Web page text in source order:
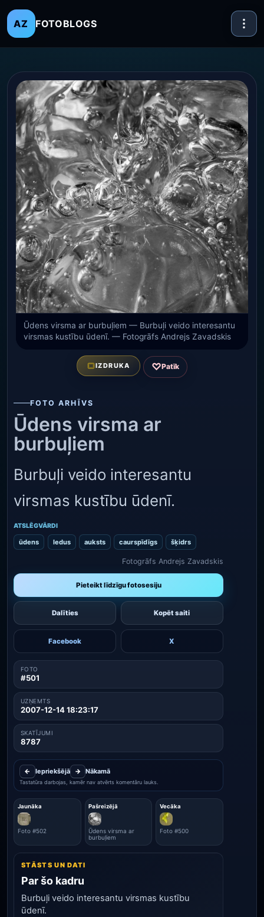
AZ FOTOBLOGS
Ūdens virsma ar burbuļiem — Burbuļi veido interesantu
virsmas kustību ūdenī. — Fotogrāfs Andrejs Zavadskis
IZDRUKA ♡Patīk
FOTO ARHĪVS
Ūdens virsma ar
burbuļiem
Burbuļi veido interesantu
virsmas kustību ūdenī.
ATSLĒGVĀRDI
ūdens ledus auksts caurspīdīgs šķidrs
Fotogrāfs Andrejs Zavadskis
Pieteikt līdzīgu fotosesiju
Dalīties Kopēt saiti
Facebook X
FOTO
#501
UZŅEMTS
2007-12-14 18:23:17
SKATĪJUMI
8787
← Iepriekšējā → Nākamā
Tastatūra darbojas, kamēr nav atvērts komentāru lauks.
Jaunāka
Foto #502
Pašreizējā
Ūdens virsma ar
burbuļiem
Vecāka
Foto #500
STĀSTS UN DATI
Par šo kadru
Burbuļi veido interesantu virsmas kustību
ūdenī.